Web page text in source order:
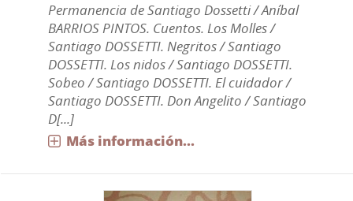
Permanencia de Santiago Dossetti / Aníbal
BARRIOS PINTOS. Cuentos. Los Molles /
Santiago DOSSETTI. Negritos / Santiago
DOSSETTI. Los nidos / Santiago DOSSETTI.
Sobeo / Santiago DOSSETTI. El cuidador /
Santiago DOSSETTI. Don Angelito / Santiago
D[...]
Más información...